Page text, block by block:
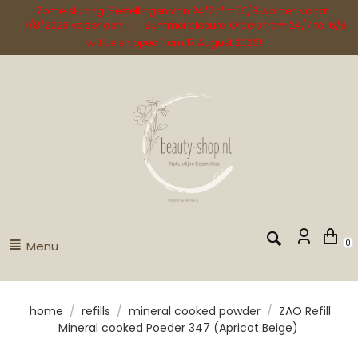
Zomersluiting: Bestellingen van 24/7 t/m 16/8 worden vanaf
17/8/2026 verzonden! | Summer closure: Orders from 24/7 to 16/8
will be shipped from 17 August 2026!
Menu 0
home / refills / mineral cooked powder / ZAO Refill
Mineral cooked Poeder 347 (Apricot Beige)